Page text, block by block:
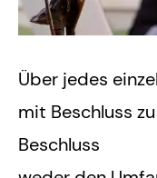
Über jedes
mit Beschluss
Beschluss